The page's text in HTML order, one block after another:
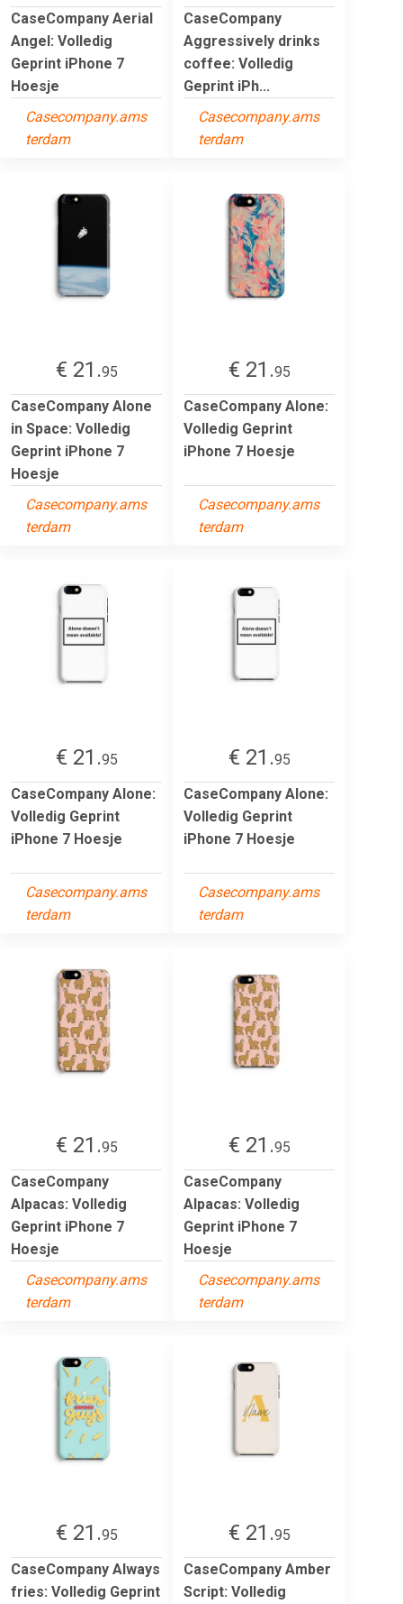
CaseCompany Aerial
Angel: Volledig
Geprint iPhone 7
Hoesje
Casecompany.ams
terdam
CaseCompany
Aggressively drinks
coffee: Volledig
Geprint iPh...
Casecompany.ams
terdam
€ 21.95
CaseCompany Alone
in Space: Volledig
Geprint iPhone 7
Hoesje
Casecompany.ams
terdam
€ 21.95
CaseCompany Alone:
Volledig Geprint
iPhone 7 Hoesje
Casecompany.ams
terdam
€ 21.95
CaseCompany Alone:
Volledig Geprint
iPhone 7 Hoesje
Casecompany.ams
terdam
€ 21.95
CaseCompany Alone:
Volledig Geprint
iPhone 7 Hoesje
Casecompany.ams
terdam
€ 21.95
CaseCompany
Alpacas: Volledig
Geprint iPhone 7
Hoesje
Casecompany.ams
terdam
€ 21.95
CaseCompany
Alpacas: Volledig
Geprint iPhone 7
Hoesje
Casecompany.ams
terdam
€ 21.95
CaseCompany Always
fries: Volledig Geprint
€ 21.95
CaseCompany Amber
Script: Volledig